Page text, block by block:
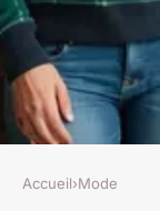
Accueil›Mode